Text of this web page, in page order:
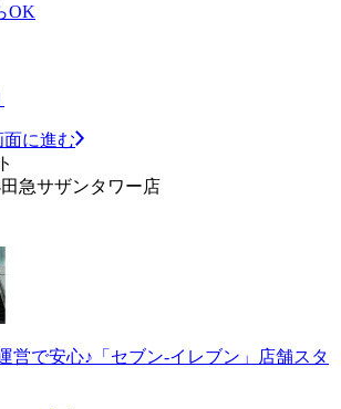
OK
面に進む
急サザンタワー店
営で安心♪「セブン-イレブン」店舗スタ